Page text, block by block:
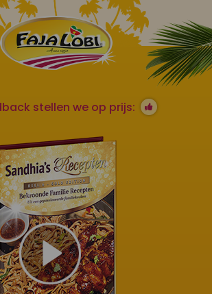
stellen we op prijs: